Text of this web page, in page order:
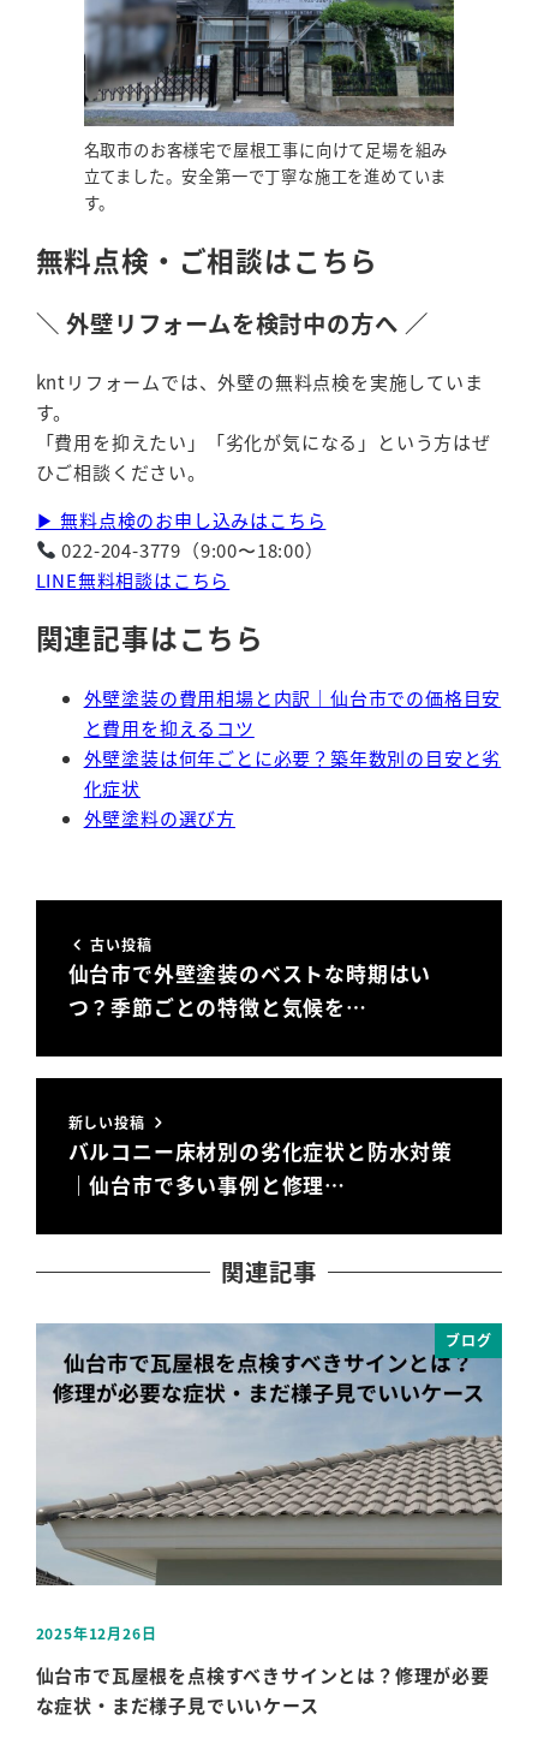
名取市のお客様宅で屋根工事に向けて足場を組み
立てました。安全第一で丁寧な施工を進めていま
す。
無料点検・ご相談はこちら
＼ 外壁リフォームを検討中の方へ ／
kntリフォームでは、外壁の無料点検を実施していま
す。
「費用を抑えたい」「劣化が気になる」という方はぜ
ひご相談ください。
▶ 無料点検のお申し込みはこちら
022-204-3779（9:00〜18:00）
LINE無料相談はこちら
関連記事はこちら
外壁塗装の費用相場と内訳｜仙台市での価格目安
と費用を抑えるコツ
外壁塗装は何年ごとに必要？築年数別の目安と劣
化症状
外壁塗料の選び方
古い投稿
仙台市で外壁塗装のベストな時期はい
つ？季節ごとの特徴と気候を…
新しい投稿
バルコニー床材別の劣化症状と防水対策
｜仙台市で多い事例と修理…
関連記事
ブログ
投稿日
2025年12月26日
仙台市で瓦屋根を点検すべきサインとは？修理が必要
な症状・まだ様子見でいいケース